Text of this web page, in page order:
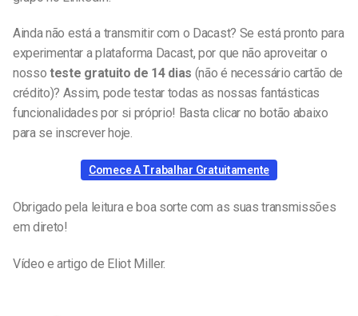
Ainda não está a transmitir com o Dacast? Se está pronto para
experimentar a plataforma Dacast, por que não aproveitar o
nossoteste gratuito de 14 dias (não é necessário cartão de
crédito)? Assim, pode testar todas as nossas fantásticas
funcionalidades por si próprio! Basta clicar no botão abaixo
para se inscrever hoje.
Comece A Trabalhar Gratuitamente
Obrigado pela leitura e boa sorte com as suas transmissões
em direto!
Vídeo e artigo de Eliot Miller.